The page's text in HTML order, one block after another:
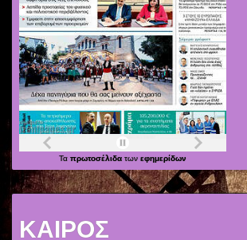
Τα πρωτοσέλιδα των εφημερίδων
ΚΑΙΡΟΣ